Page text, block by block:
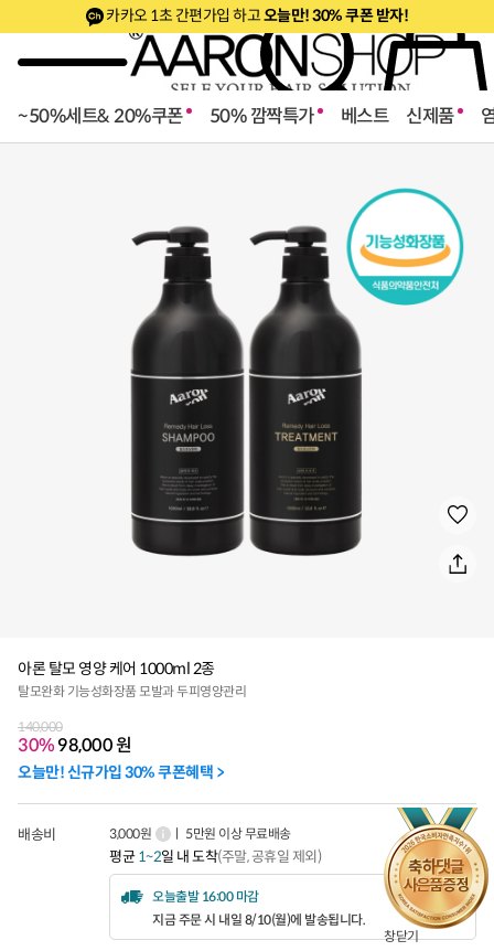
카카오 1초 간편가입 하고오늘만! 30% 쿠폰 받자!
~50%세트& 20%쿠폰 50% 깜짝특가 베스트 신제품
창닫기
아론 탈모 영양 케어 1000ml 2종
탈모완화 기능성화장품 모발과 두피영양관리
140,000
30%98,000원
오늘만! 신규가입 30% 쿠폰혜택 >
배송비 3,000원 ㅣ 5만원 이상 무료배송
평균1~2일 내 도착(주말, 공휴일 제외)
오늘출발 16:00 마감
지금 주문 시 내일 8/10(월)에 발송됩니다.